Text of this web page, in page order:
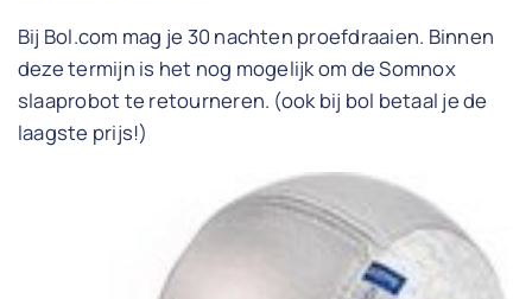
Bij Bol.com mag je 30 nachten proefdraaien. Binnen
deze termijn is het nog mogelijk om de Somnox
slaaprobot te retourneren. (ook bij bol betaal je de
laagste prijs!)